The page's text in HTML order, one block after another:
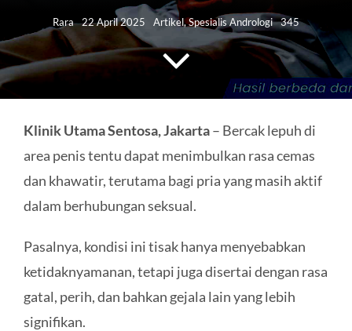
Rara 22 April 2025 Artikel,Spesialis Andrologi 345
Klinik Utama Sentosa, Jakarta– Bercak lepuh di
area penis tentu dapat menimbulkan rasa cemas
dan khawatir, terutama bagi pria yang masih aktif
dalam berhubungan seksual.
Pasalnya, kondisi ini tisak hanya menyebabkan
ketidaknyamanan, tetapi juga disertai dengan rasa
gatal, perih, dan bahkan gejala lain yang lebih
signifikan.